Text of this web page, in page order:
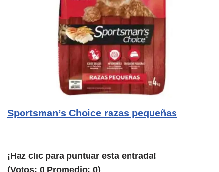
Sportsman’s Choice razas pequeñas
¡Haz clic para puntuar esta entrada!
(Votos: 0 Promedio: 0)